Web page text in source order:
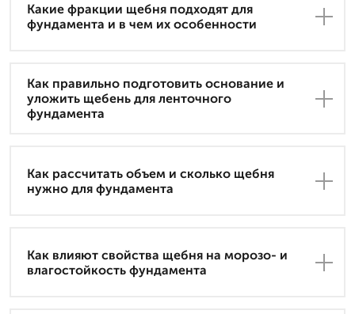
Какие фракции щебня подходят для
фундамента и в чем их особенности
Как правильно подготовить основание и
уложить щебень для ленточного
фундамента
Как рассчитать объем и сколько щебня
нужно для фундамента
Как влияют свойства щебня на морозо- и
влагостойкость фундамента